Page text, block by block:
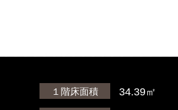
１階床面積 34.39㎡